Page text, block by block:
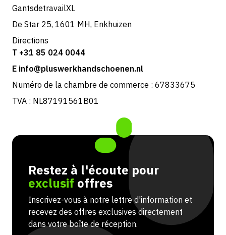
GantsdetravailXL
De Star 25, 1601 MH, Enkhuizen
Directions
T +31 85 024 0044
E info@pluswerkhandschoenen.nl
Numéro de la chambre de commerce : 67833675
TVA : NL87191561B01
Restez à l'écoute pour
exclusif offres
Inscrivez-vous à notre lettre d'information et
recevez des offres exclusives directement
dans votre boîte de réception.